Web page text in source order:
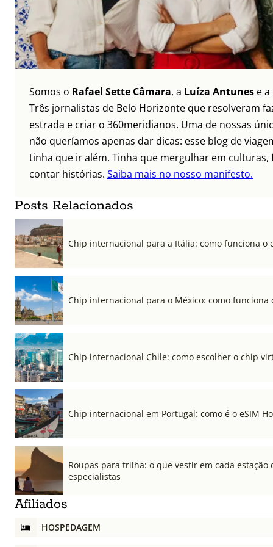
Somos o Rafael Sette Câmara, a Luíza Antunes e a
Três jornalistas de Belo Horizonte que resolveram
estrada e criar o 360meridianos. Uma de nossas
não queríamos apenas dar dicas: esse blog de
tinha que ir além. Tinha que mergulhar em culturas,
contar histórias. Saiba mais no nosso manifesto.
Posts Relacionados
Chip internacional para a Itália: como funciona o
Chip internacional para o México: como funciona
Chip internacional Chile: como escolher o chip
Chip internacional em Portugal: como é o eSIM
Roupas para trilha: o que vestir em cada estação
especialistas
Afiliados
HOSPEDAGEM